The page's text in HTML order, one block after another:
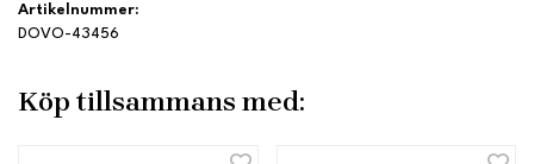
Artikelnummer:
DOVO-43456
Köp tillsammans med: